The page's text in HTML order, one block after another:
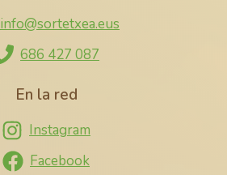
info@sortetxea.eus
686 427 087
En la red
Instagram
Facebook